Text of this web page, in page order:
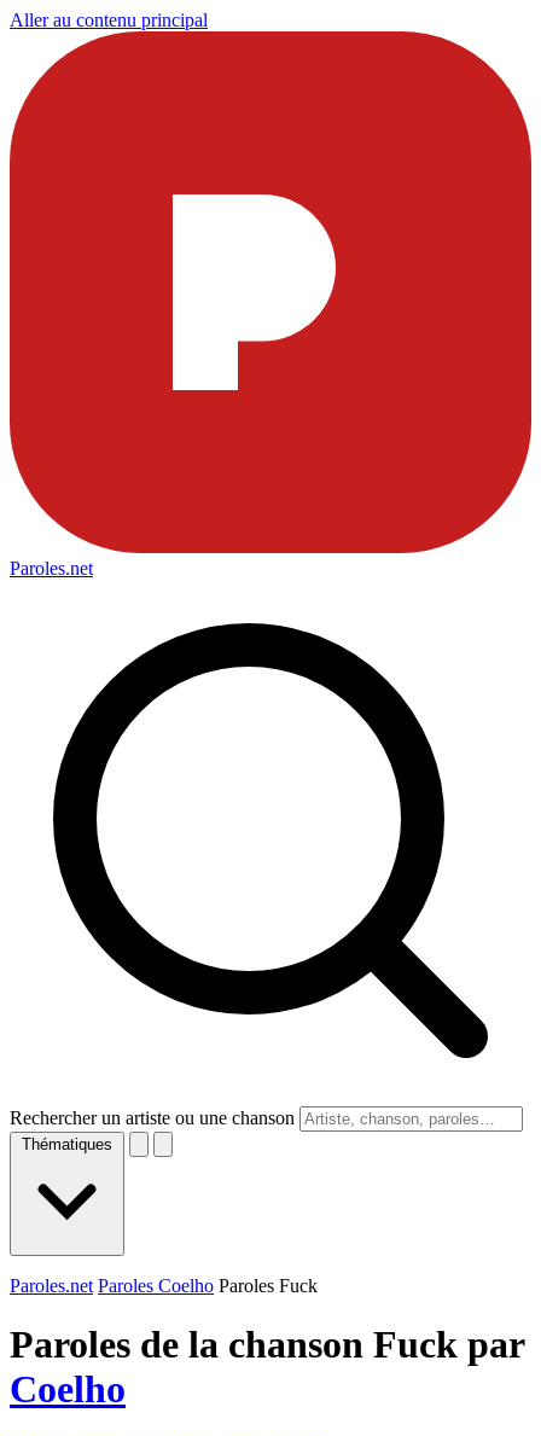
Aller au contenu principal
Paroles.net
Rechercher un artiste ou une chanson
Thématiques
Paroles.net Paroles Coelho Paroles Fuck
Paroles de la chanson Fuck par
Coelho